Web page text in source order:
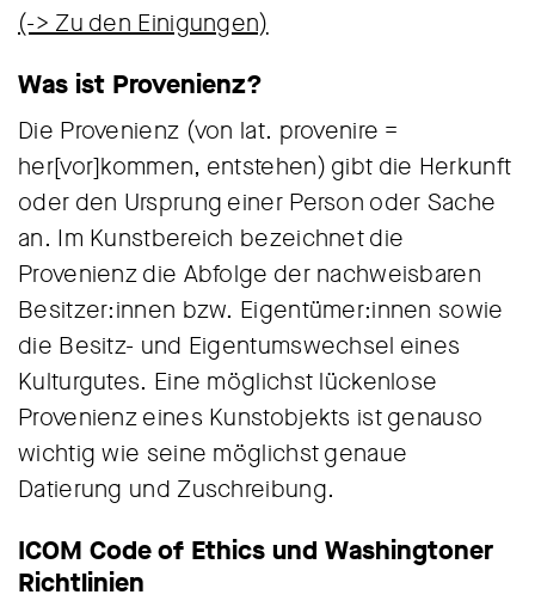
(-> Zu den Einigungen)
Was ist Provenienz?
Die Provenienz (von lat. provenire =
her[vor]kommen, entstehen) gibt die Herkunft
oder den Ursprung einer Person oder Sache
an. Im Kunstbereich bezeichnet die
Provenienz die Abfolge der nachweisbaren
Besitzer:innen bzw. Eigentümer:innen sowie
die Besitz- und Eigentumswechsel eines
Kulturgutes. Eine möglichst lückenlose
Provenienz eines Kunstobjekts ist genauso
wichtig wie seine möglichst genaue
Datierung und Zuschreibung.
ICOM Code of Ethics und Washingtoner
Richtlinien